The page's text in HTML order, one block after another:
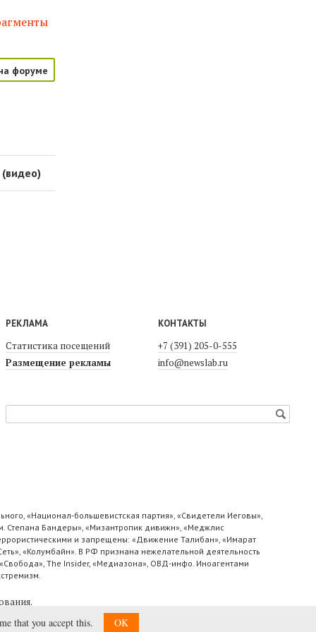
форуме
РЕКЛАМА
Статистика посещений
Размещение рекламы
КОНТАКТЫ
+7 (391) 205-0-555
info@newslab.ru
«Национал-большевистская партия», «Свидетели Иеговы»,
Степана Бандеры», «Мизантропик дивижн», «Меджлис
и запрещены: «Движение Талибан», «Имарат
«Колумбайн». В РФ признана нежелательной деятельность
The Insider, «Медиазона», ОВД-инфо. Иноагентами
.
that you accept this. OK